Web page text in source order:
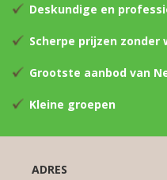
Deskundige en
Scherpe prijzen
Grootste aanbod van
Kleine groepen
ADRES